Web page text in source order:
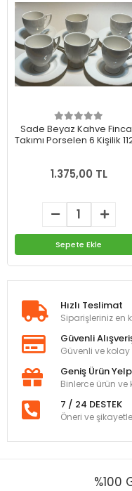
Sade Beyaz Kahve
Takımı Porselen 6 Kişilik
1.375,00 TL
Sepete Ekle
Hızlı Teslimat
Siparişleriniz en
Güvenli
Güvenli ve
Geniş Ürün
Binlerce ürün
7 / 24 DESTEK
Öneri ve
%100